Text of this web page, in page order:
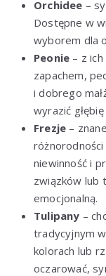
Orchidee –
Dostępne w
wyborem dla
Peonie – z
zapachem,
i dobrego
wyrazić
Frezje –
niewinność i
związków lub
emocjonalną.
Tulipany –
tradycyjnym
kolorach lub
oczarować,